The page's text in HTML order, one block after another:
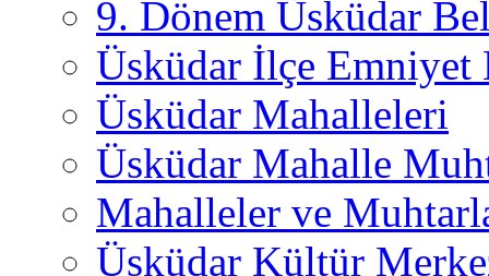
9. Dönem Üsküdar
Üsküdar İlçe
Üsküdar Mahalleleri
Üsküdar Mahalle
Mahalleler ve
Üsküdar Kültür